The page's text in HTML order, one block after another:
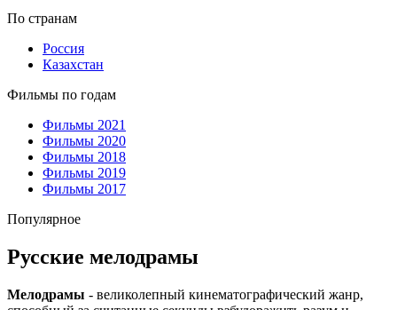
По странам
Россия
Казахстан
Фильмы по годам
Фильмы 2021
Фильмы 2020
Фильмы 2018
Фильмы 2019
Фильмы 2017
Популярное
Русские мелодрамы
Мелодрамы - великолепный кинематографический жанр,